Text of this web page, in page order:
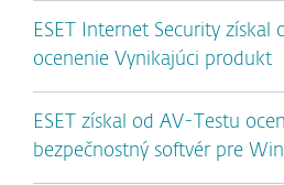
ESET Internet Security získal
ocenenie Vynikajúci produkt
ESET získal od AV-Testu
bezpečnostný softvér pre